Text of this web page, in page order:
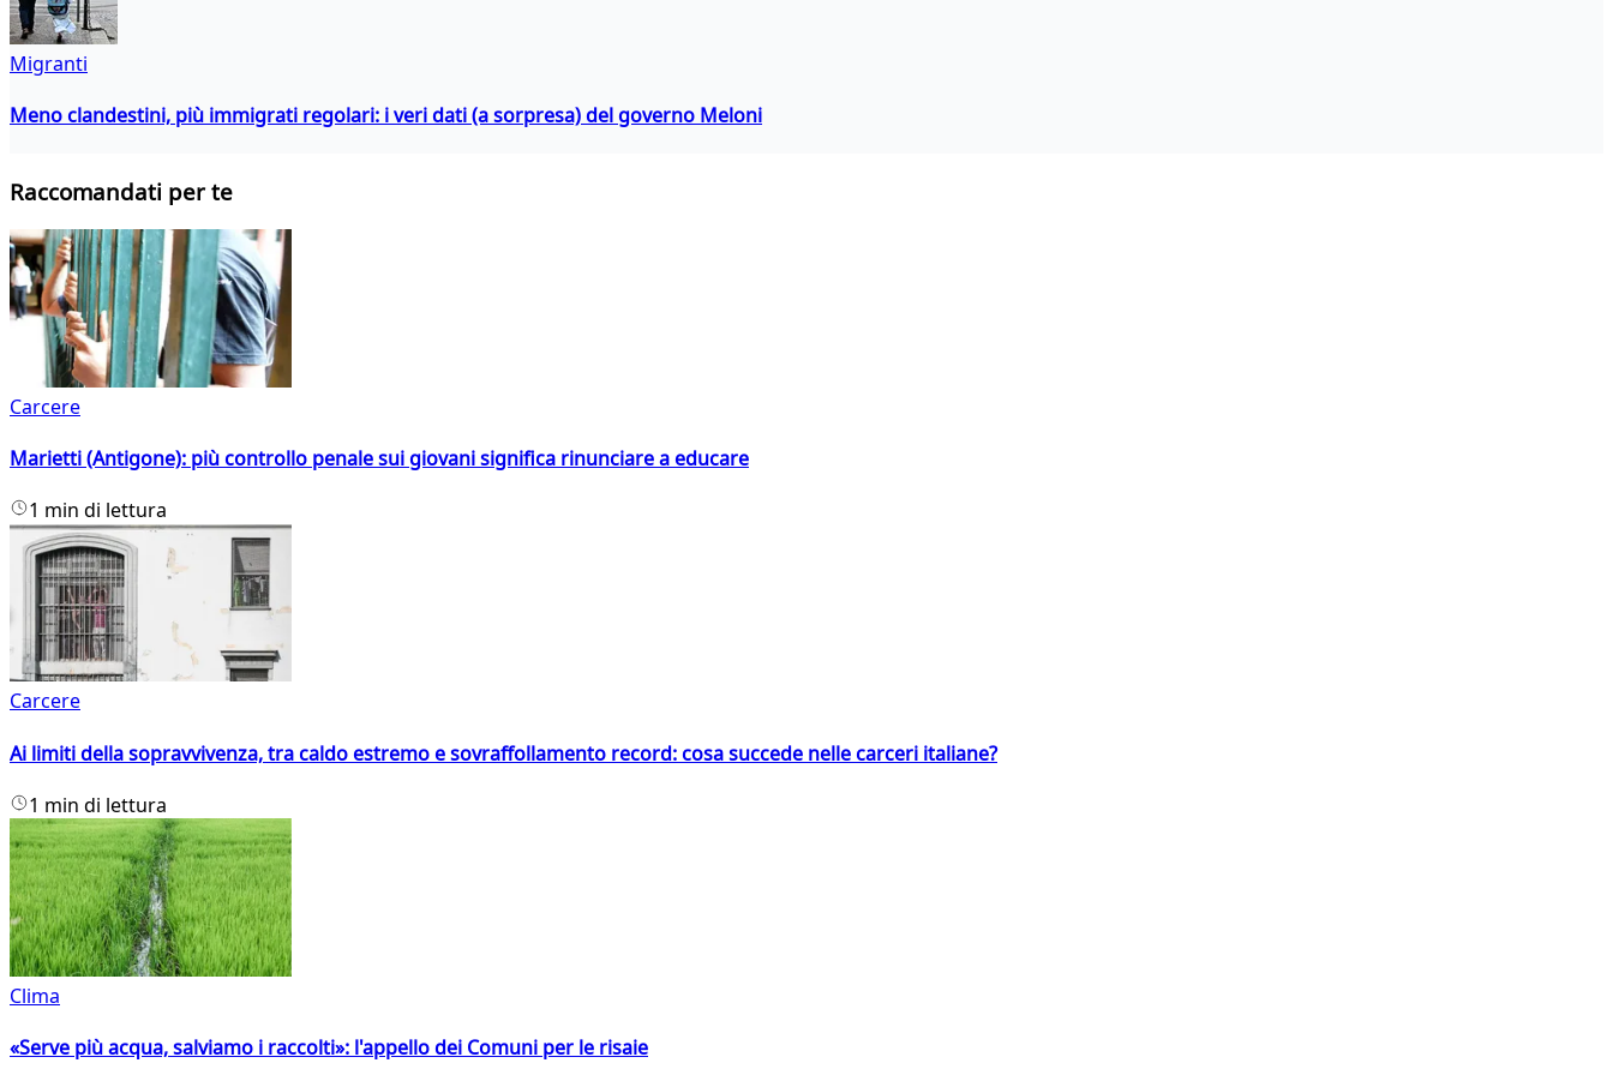
Migranti
Meno clandestini, più immigrati regolari: i veri dati (a sorpresa) del governo Meloni
Raccomandati per te
Carcere
Marietti (Antigone): più controllo penale sui giovani significa rinunciare a educare
1 min di lettura
Carcere
Ai limiti della sopravvivenza, tra caldo estremo e sovraffollamento record: cosa succede nelle carceri italiane?
1 min di lettura
Clima
«Serve più acqua, salviamo i raccolti»: l'appello dei Comuni per le risaie